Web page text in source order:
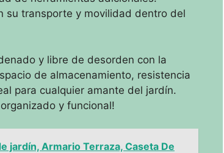
su transporte y movilidad dentro del
y libre de desorden con la
de almacenamiento, resistencia
para cualquier amante del jardín.
y funcional!
jardín, Armario Terraza, Caseta De